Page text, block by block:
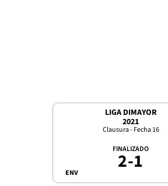
LIGA DIMAYOR
2021
Clausura - Fecha 16
ENV
FINALIZADO
2-1